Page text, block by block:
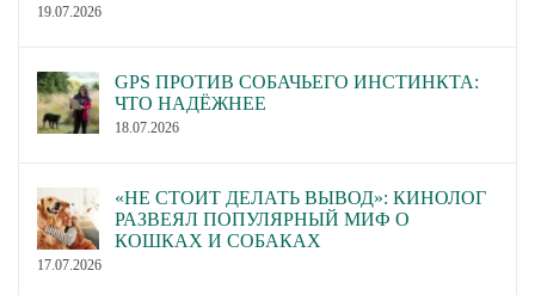
19.07.2026
GPS ПРОТИВ СОБАЧЬЕГО ИНСТИНКТА:
ЧТО НАДЁЖНЕЕ
18.07.2026
«НЕ СТОИТ ДЕЛАТЬ ВЫВОД»: КИНОЛОГ
РАЗВЕЯЛ ПОПУЛЯРНЫЙ МИФ О
КОШКАХ И СОБАКАХ
17.07.2026